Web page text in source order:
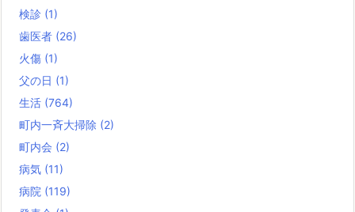
検診 (1)
歯医者 (26)
火傷 (1)
父の日 (1)
生活 (764)
町内一斉大掃除 (2)
町内会 (2)
病気 (11)
病院 (119)